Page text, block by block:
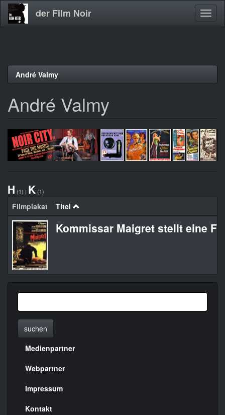
Direkt
der Film Noir
André Valmy
André Valmy
H (1) | K (1)
Filmplakat Titel
Kommissar Maigret stellt eine
suchen
Menülinks
rechte
Seite
Medienpartner
Webpartner
Impressum
Kontakt